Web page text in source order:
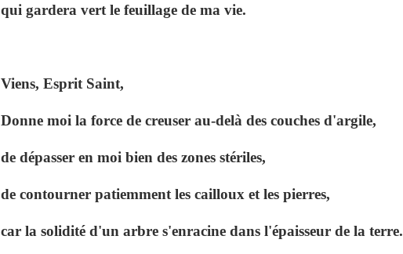
qui gardera vert le feuillage de ma vie.
Viens, Esprit Saint,
Donne moi la force de creuser au-delà des couches d'argile,
de dépasser en moi bien des zones stériles,
de contourner patiemment les cailloux et les pierres,
car la solidité d'un arbre s'enracine dans l'épaisseur de la terre.